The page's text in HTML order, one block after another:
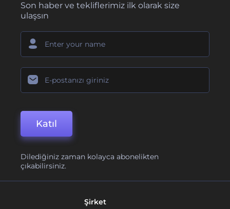
Son haber ve tekliflerimiz ilk olarak size
ulaşsın
Katıl
Dilediğiniz zaman kolayca abonelikten
çıkabilirsiniz.
Şirket